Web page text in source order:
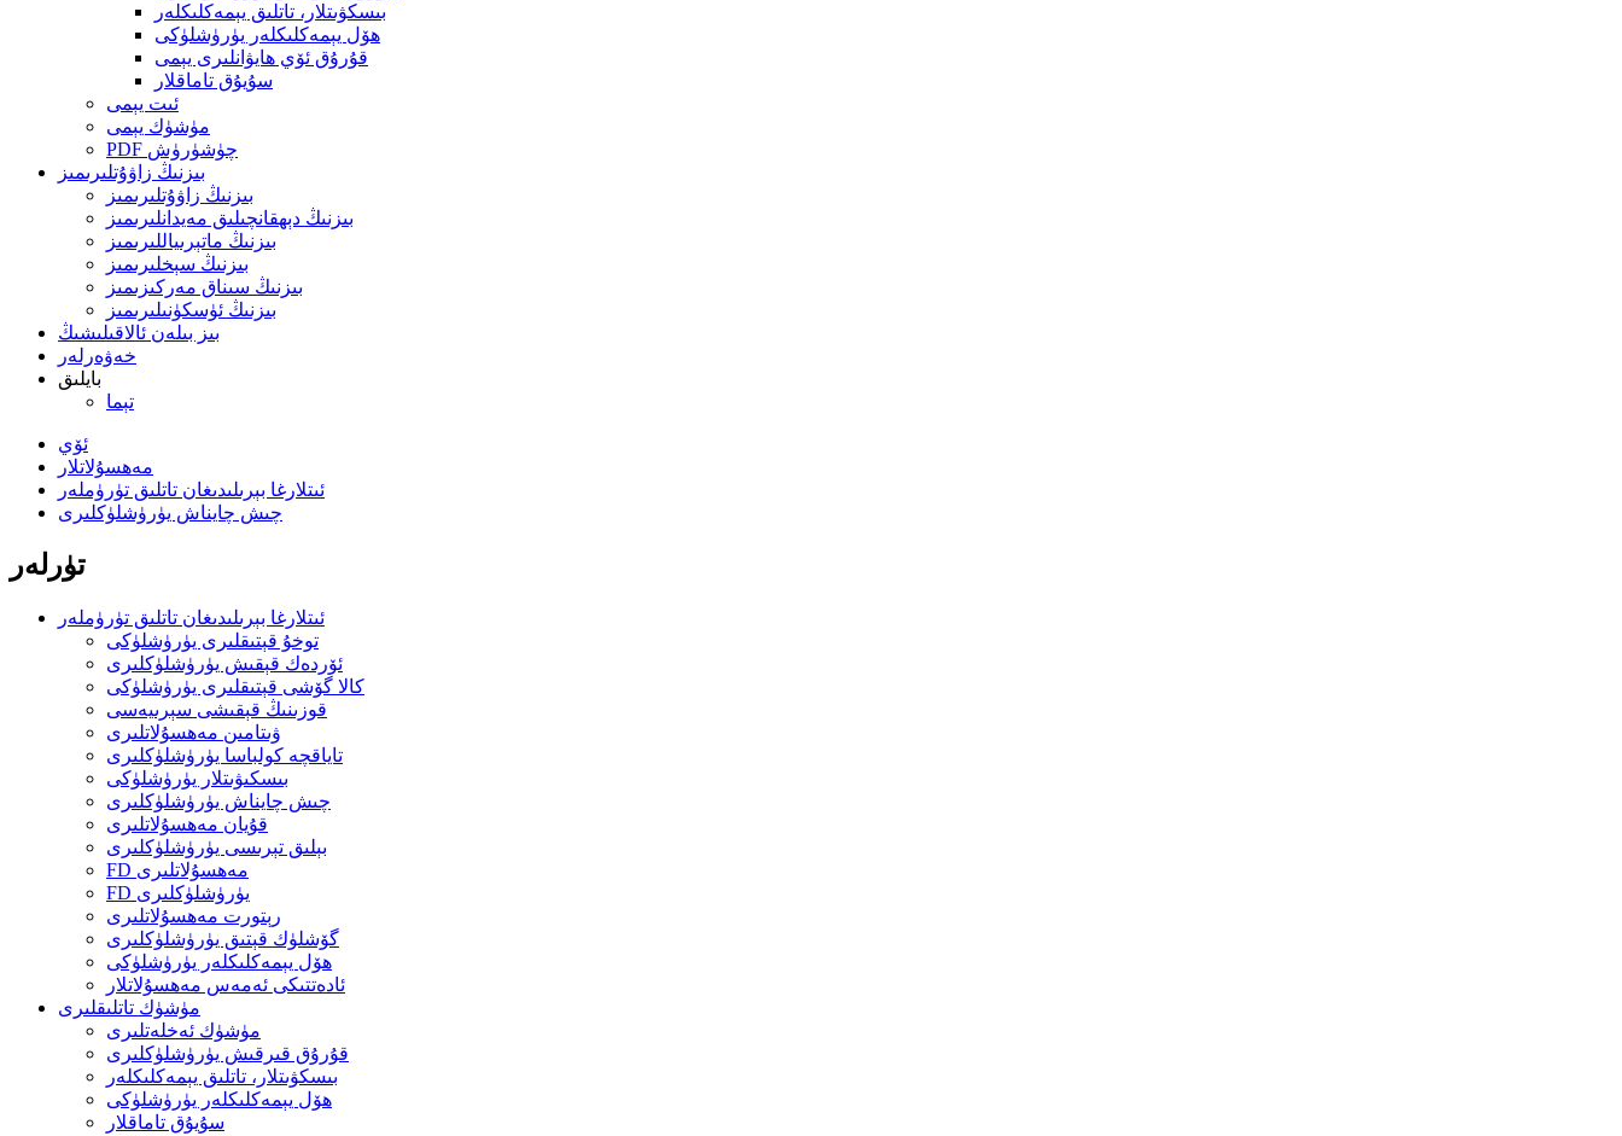
بىسكۋىتلار، تاتلىق يېمەكلىكلەر
ھۆل يېمەكلىكلەر يۈرۈشلۈكى
قۇرۇق ئۆي ھايۋانلىرى يېمى
سۇيۇق تاماقلار
ئىت يېمى
مۈشۈك يېمى
PDF چۈشۈرۈش
بىزنىڭ زاۋۇتلىرىمىز
بىزنىڭ زاۋۇتلىرىمىز
بىزنىڭ دېھقانچىلىق مەيدانلىرىمىز
بىزنىڭ ماتېرىياللىرىمىز
بىزنىڭ سېخلىرىمىز
بىزنىڭ سىناق مەركىزىمىز
بىزنىڭ ئۈسكۈنىلىرىمىز
بىز بىلەن ئالاقىلىشىڭ
خەۋەرلەر
بايلىق
تېما
ئۆي
مەھسۇلاتلار
ئىتلارغا بېرىلىدىغان تاتلىق تۈرۈملەر
چىش چايناش يۈرۈشلۈكلىرى
تۈرلەر
ئىتلارغا بېرىلىدىغان تاتلىق تۈرۈملەر
توخۇ قېتىقلىرى يۈرۈشلۈكى
ئۆردەك قېقىش يۈرۈشلۈكلىرى
كالا گۆشى قېتىقلىرى يۈرۈشلۈكى
قوزىنىڭ قېقىشى سېرىيەسى
ۋىتامىن مەھسۇلاتلىرى
تاياقچە كولباسا يۈرۈشلۈكلىرى
بىسكىۋىتلار يۈرۈشلۈكى
چىش چايناش يۈرۈشلۈكلىرى
قۇيان مەھسۇلاتلىرى
بېلىق تېرىسى يۈرۈشلۈكلىرى
FD مەھسۇلاتلىرى
FD يۈرۈشلۈكلىرى
رېتورت مەھسۇلاتلىرى
گۆشلۈك قېتىق يۈرۈشلۈكلىرى
ھۆل يېمەكلىكلەر يۈرۈشلۈكى
ئادەتتىكى ئەمەس مەھسۇلاتلار
مۈشۈك تاتلىقلىرى
مۈشۈك ئەخلەتلىرى
قۇرۇق قىرقىش يۈرۈشلۈكلىرى
بىسكۋىتلار، تاتلىق يېمەكلىكلەر
ھۆل يېمەكلىكلەر يۈرۈشلۈكى
سۇيۇق تاماقلار